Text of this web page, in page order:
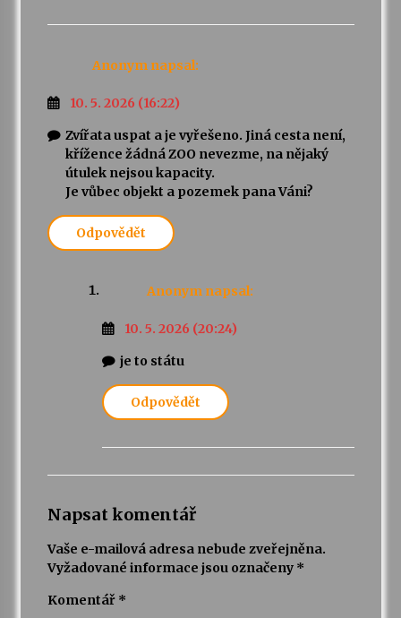
Anonym napsal:
10. 5. 2026 (16:22)
Zvířata uspat a je vyřešeno. Jiná cesta není,
křížence žádná ZOO nevezme, na nějaký
útulek nejsou kapacity.
Je vůbec objekt a pozemek pana Váni?
Odpovědět
Anonym napsal:
10. 5. 2026 (20:24)
je to státu
Odpovědět
Napsat komentář
Vaše e-mailová adresa nebude zveřejněna.
Vyžadované informace jsou označeny *
Komentář *